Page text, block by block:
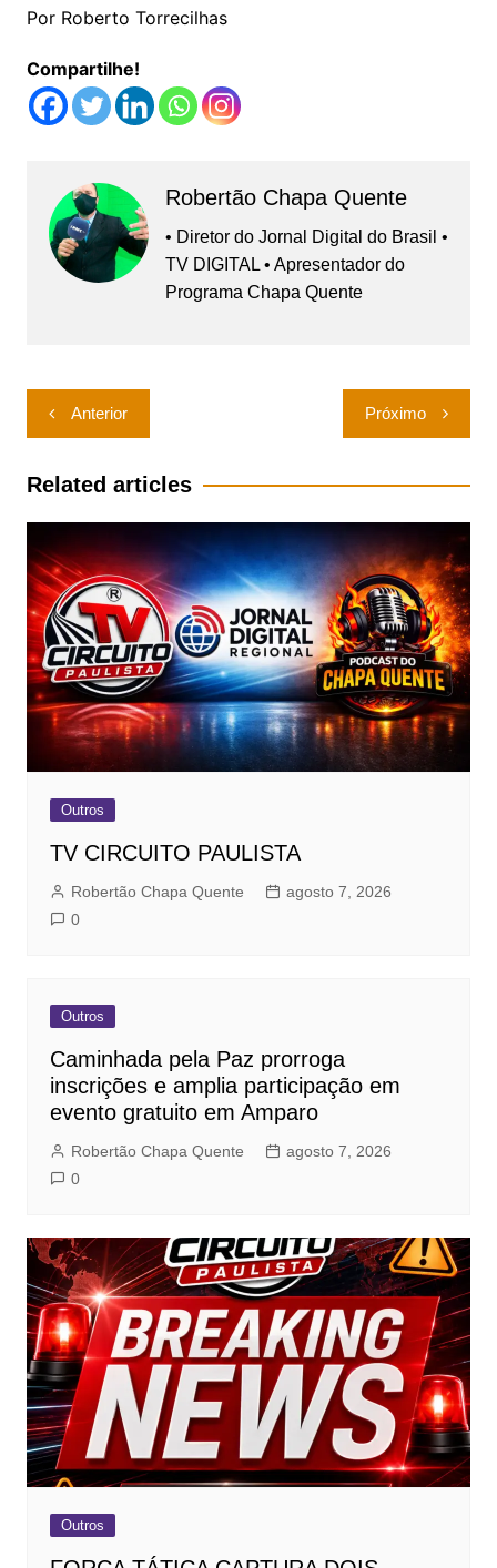
Por Roberto Torrecilhas
Compartilhe!
Robertão Chapa Quente
• Diretor do Jornal Digital do Brasil •
TV DIGITAL • Apresentador do
Programa Chapa Quente
Navegação
de
Post
Anterior Próximo
Related articles
Outros
TV CIRCUITO PAULISTA
Robertão Chapa Quente
agosto 7, 2026
0
Outros
Caminhada pela Paz prorroga
inscrições e amplia participação em
evento gratuito em Amparo
Robertão Chapa Quente
agosto 7, 2026
0
Outros